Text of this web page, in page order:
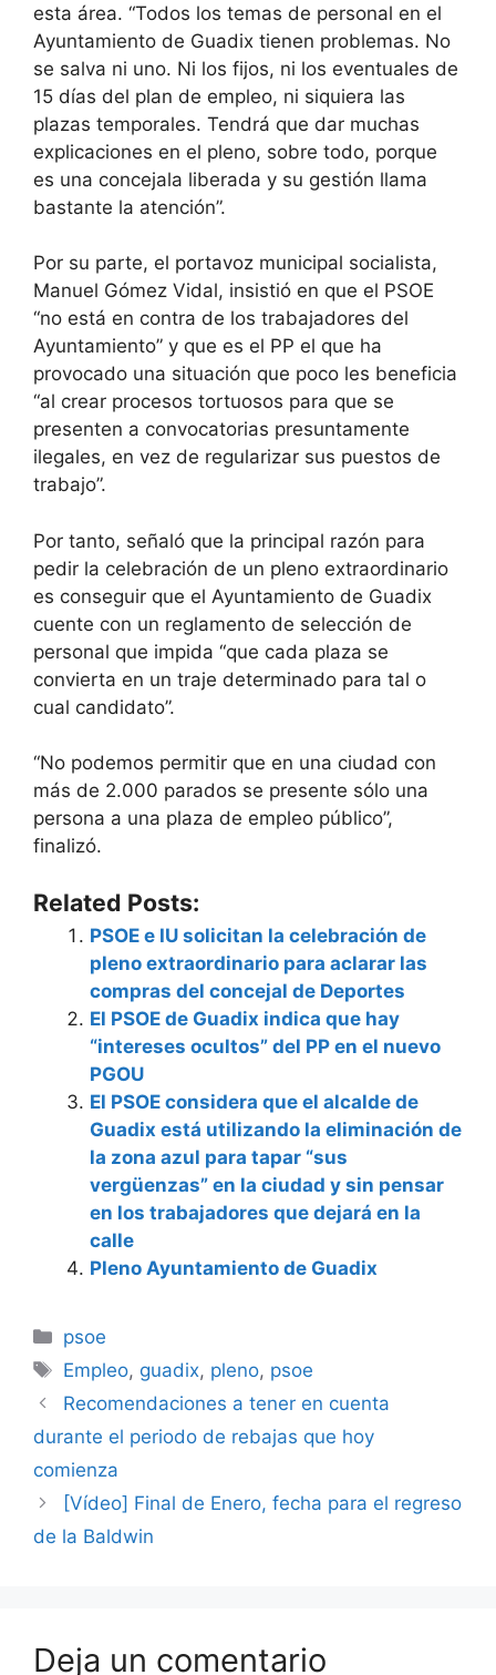
esta área. “Todos los temas de personal en el
Ayuntamiento de Guadix tienen problemas. No
se salva ni uno. Ni los fijos, ni los eventuales de
15 días del plan de empleo, ni siquiera las
plazas temporales. Tendrá que dar muchas
explicaciones en el pleno, sobre todo, porque
es una concejala liberada y su gestión llama
bastante la atención”.
Por su parte, el portavoz municipal socialista,
Manuel Gómez Vidal, insistió en que el PSOE
“no está en contra de los trabajadores del
Ayuntamiento” y que es el PP el que ha
provocado una situación que poco les beneficia
“al crear procesos tortuosos para que se
presenten a convocatorias presuntamente
ilegales, en vez de regularizar sus puestos de
trabajo”.
Por tanto, señaló que la principal razón para
pedir la celebración de un pleno extraordinario
es conseguir que el Ayuntamiento de Guadix
cuente con un reglamento de selección de
personal que impida “que cada plaza se
convierta en un traje determinado para tal o
cual candidato”.
“No podemos permitir que en una ciudad con
más de 2.000 parados se presente sólo una
persona a una plaza de empleo público”,
finalizó.
Related Posts:
PSOE e IU solicitan la celebración de
pleno extraordinario para aclarar las
compras del concejal de Deportes
El PSOE de Guadix indica que hay
“intereses ocultos” del PP en el nuevo
PGOU
El PSOE considera que el alcalde de
Guadix está utilizando la eliminación de
la zona azul para tapar “sus
vergüenzas” en la ciudad y sin pensar
en los trabajadores que dejará en la
calle
Pleno Ayuntamiento de Guadix
Categorías
psoe
Etiquetas
Empleo, guadix, pleno, psoe
Recomendaciones a tener en cuenta
durante el periodo de rebajas que hoy
comienza
[Vídeo] Final de Enero, fecha para el regreso
de la Baldwin
Deja un comentario